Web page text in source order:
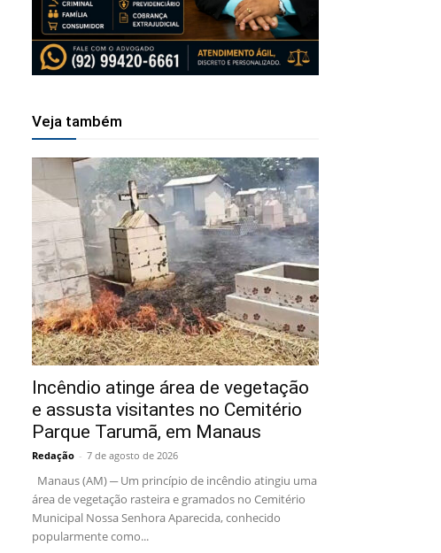
Veja também
Incêndio atinge área de vegetação
e assusta visitantes no Cemitério
Parque Tarumã, em Manaus
Redação - 7 de agosto de 2026
Manaus (AM) ─ Um princípio de incêndio atingiu uma
área de vegetação rasteira e gramados no Cemitério
Municipal Nossa Senhora Aparecida, conhecido
popularmente como...